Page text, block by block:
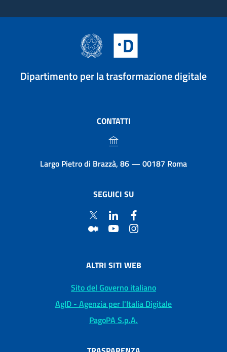
Dipartimento per la trasformazione digitale
CONTATTI
Largo Pietro di Brazzà, 86 — 00187 Roma
SEGUICI SU
ALTRI SITI WEB
Sito del Governo italiano
AgID - Agenzia per l'Italia Digitale
PagoPA S.p.A.